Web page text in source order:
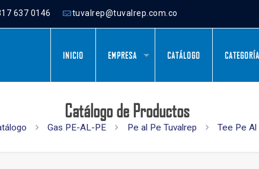
637 0146 tuvalrep@tuvalrep.com.co
INICIO EMPRESA CATÁLOGO
Catálogo de Productos
Gas PE-AL-PE Pe al Pe Tuvalrep Tee Pe Al